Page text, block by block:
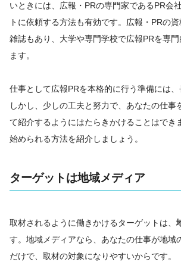
いときには、広報・PRの専門家であるPR会
トに依頼する方法も有効です。広報・PRの
雑誌もあり、大学や専門学校で広報PRを専
ます。
仕事として広報PRを本格的に行う準備には、
しかし、少しの工夫と努力で、あなたの仕事
て紹介するようにはたらきかけることはでき
始められる方法を紹介しましょう。
ターゲットは地域メディア
取材されるように働きかけるターゲットは、
す。地域メディアなら、あなたの仕事が地域
だけで、取材の対象になりやすいからです。